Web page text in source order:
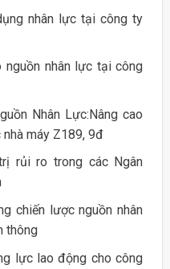
nhân lực tại công ty
nhân lực tại công
Nhân Lực:Nâng cao
máy Z189, 9đ
rủi ro trong các Ngân
chiến lược nguồn nhân
thông
lực lao động cho công